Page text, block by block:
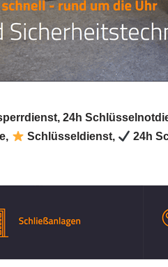
24h
Schlüsseldienst, 24h